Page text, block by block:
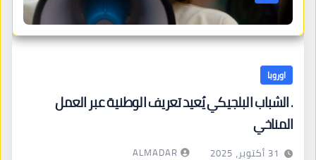
اوروبا
. الشباب البلجيكي يُعيد تعريف الوطنية عبر العمل
المناخي
31 أكتوبر، 2025 ALMADAR